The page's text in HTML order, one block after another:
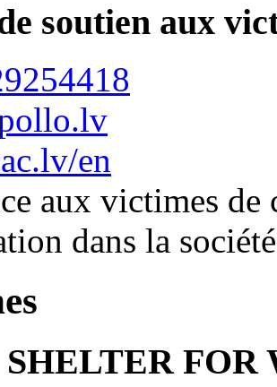
soutien aux
en
aux victimes
dans la
FOR